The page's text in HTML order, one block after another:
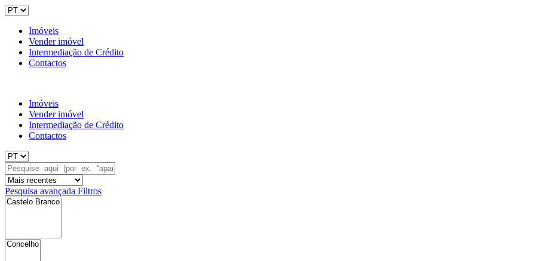
Imóveis
Vender imóvel
Intermediação de Crédito
Contactos
Imóveis
Vender imóvel
Intermediação de Crédito
Contactos
Pesquisa avançada Filtros